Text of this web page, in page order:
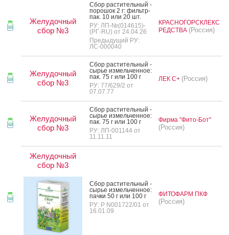
Желудочный
сбор №3
Сбор рас­ти­тель­ный -
по­рошок 2 г: филь­тр-
пак. 10 или 20 шт.
РУ: ЛП-№(014615)-
(РГ-RU) от 24.04.26
Предыдущий РУ:
ЛС-000040
КРАСНОГОРСКЛЕКС
РЕДСТВА (Россия)
Желудочный
сбор №3
Сбор рас­ти­тель­ный -
сырье из­мель­чен­ное:
пак. 75 г или 100 г
РУ: 77/629/2 от
07.07.77
ЛЕК С+ (Россия)
Желудочный
сбор №3
Сбор рас­ти­тель­ный -
сырье из­мель­чен­ное:
пак. 75 г или 100 г
РУ: ЛП-001144 от
11.11.11
Фирма "Фито-Бот"
(Россия)
Желудочный
сбор №3
Сбор рас­ти­тель­ный -
сырье из­мель­чен­ное:
пач­ки 50 г или 100 г
РУ: Р N001722/01 от
16.01.09
ФИТОФАРМ ПКФ
(Россия)